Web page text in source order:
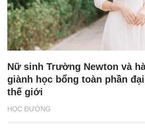
HỌC ĐƯỜNG
Nữ sinh Trường Newton và
giành học bổng toàn phần
thế giới